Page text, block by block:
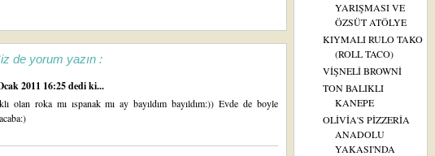
de yorum yazın :
2011 16:25 dedi ki...
olan roka mı ıspanak mı ay bayıldım bayıldım:)) Evde de boyle
YARIŞMASI VE
ÖZSÜT ATÖLYE
KIYMALI RULO TAKO
(ROLL TACO)
VİŞNELİ BROWNİ
TON BALIKLI
KANEPE
OLİVİA'S PİZZERİA
ANADOLU
YAKASI'NDA